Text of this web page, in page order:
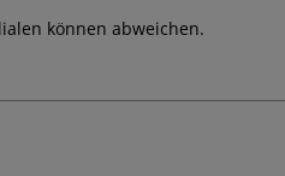
können abweichen.